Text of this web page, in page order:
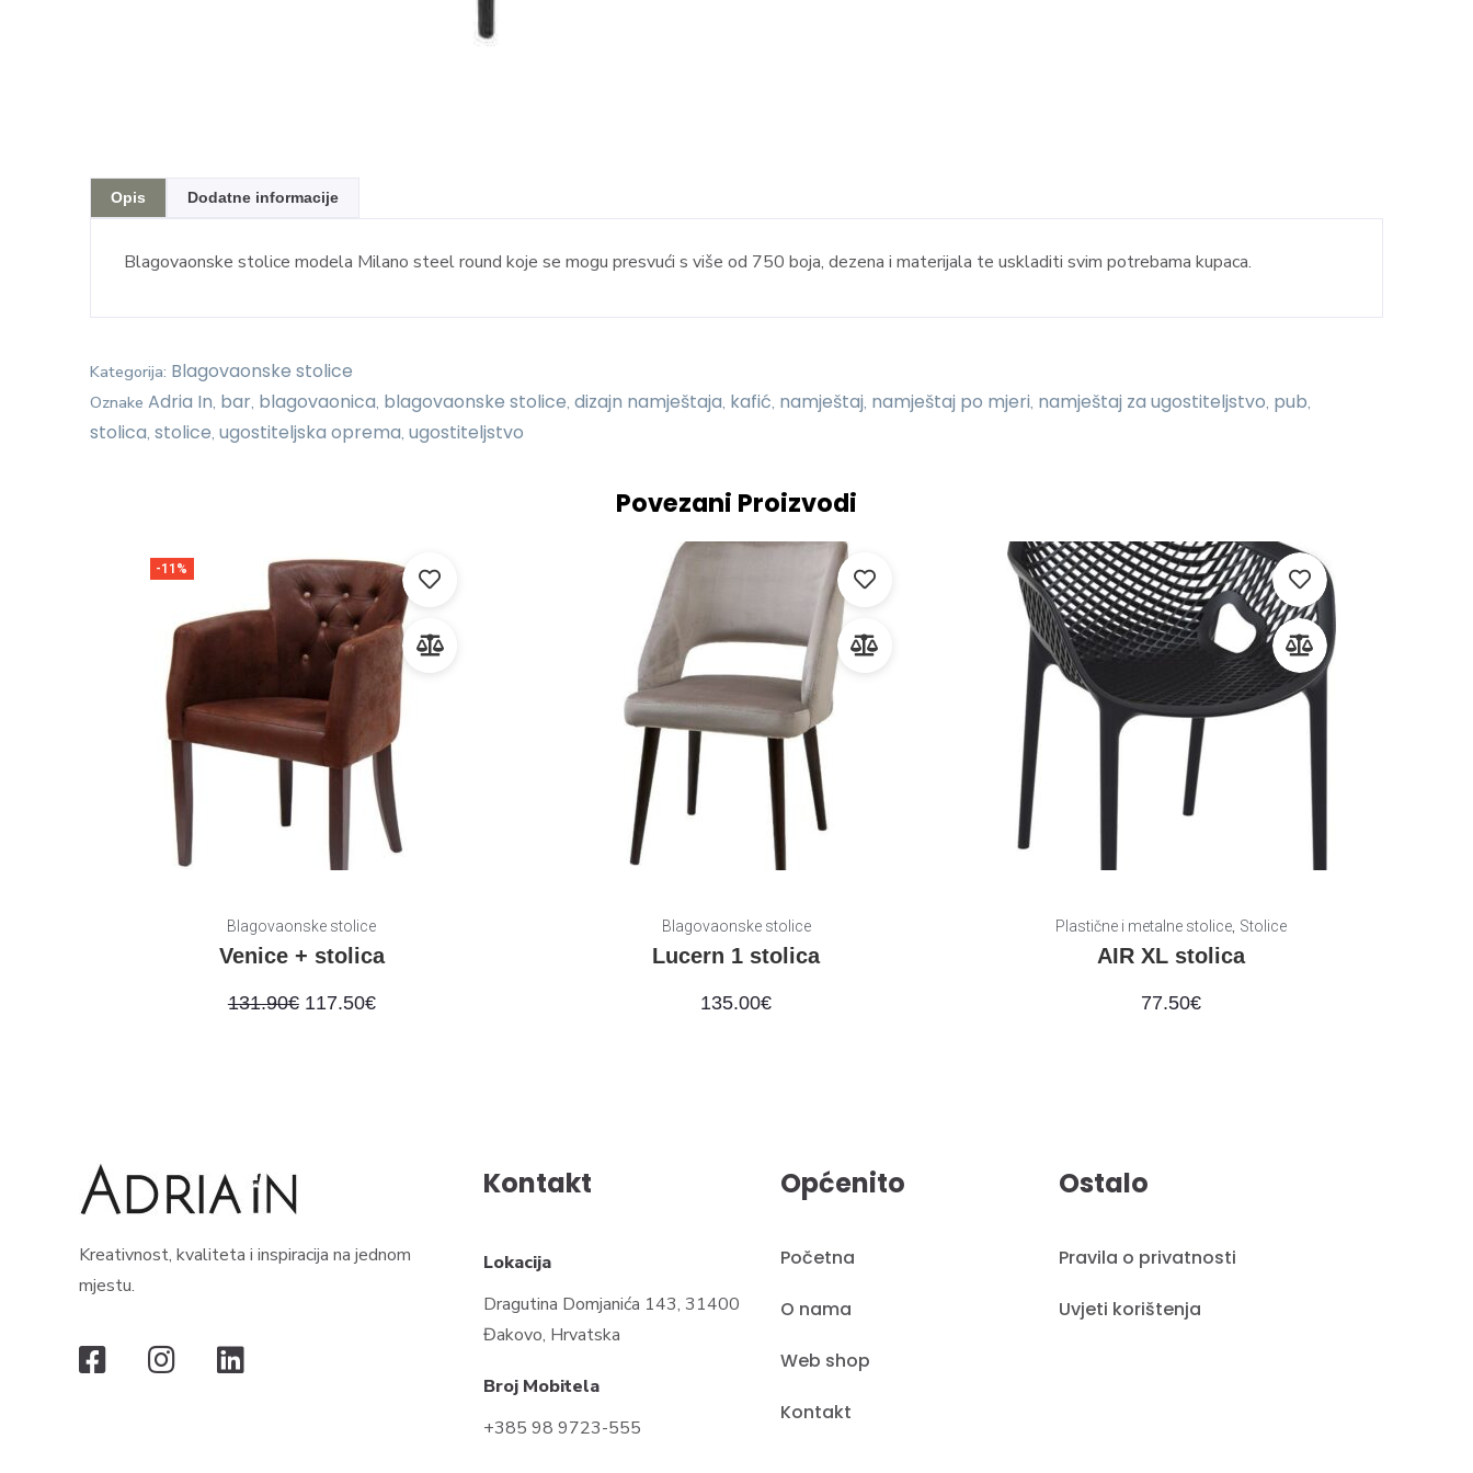
Opis Dodatne informacije
Blagovaonske stolice modela Milano steel round koje se mogu presvući s više od 750 boja, dezena i materijala te uskladiti svim potrebama kupaca.
Kategorija: Blagovaonske stolice
Oznake Adria In, bar, blagovaonica, blagovaonske stolice, dizajn namještaja, kafić, namještaj, namještaj po mjeri, namještaj za ugostiteljstvo, pub,
stolica, stolice, ugostiteljska oprema, ugostiteljstvo
Povezani Proizvodi
-11%
Blagovaonske stolice
Venice + stolica
131.90€ 117.50€
Blagovaonske stolice
Lucern 1 stolica
135.00€
Plastične i metalne stolice, Stolice
AIR XL stolica
77.50€
Kreativnost, kvaliteta i inspiracija na jednom
mjestu.
Kontakt
Lokacija
Dragutina Domjanića 143, 31400
Đakovo, Hrvatska
Broj Mobitela
+385 98 9723-555
Općenito
Početna
O nama
Web shop
Kontakt
Ostalo
Pravila o privatnosti
Uvjeti korištenja